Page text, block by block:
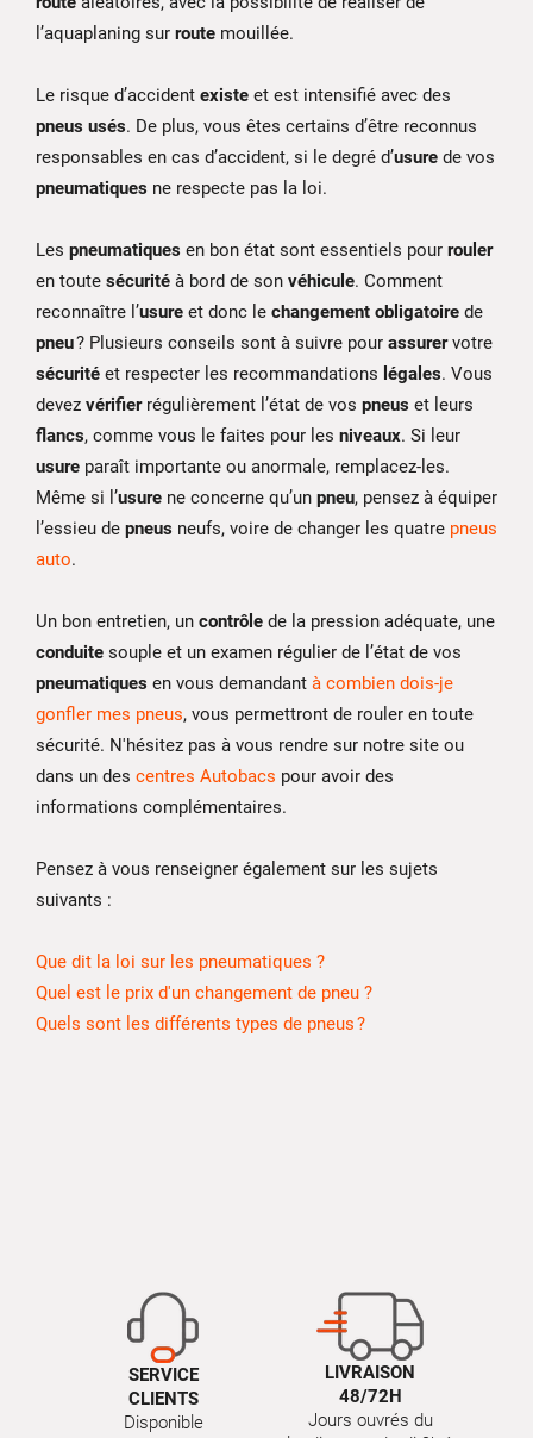
l’aquaplaning sur route mouillée.
Le risque d’accident existe et est intensifié avec des
pneus usés. De plus, vous êtes certains d’être reconnus
responsables en cas d’accident, si le degré d’usure de vos
pneumatiques ne respecte pas la loi.
Les pneumatiques en bon état sont essentiels pour rouler
en toute sécurité à bord de son véhicule. Comment
reconnaître l’usure et donc le changement obligatoire de
pneu? Plusieurs conseils sont à suivre pour assurervotre
sécurité et respecter les recommandations légales. Vous
devez vérifierrégulièrement l’état de vos pneus et leurs
flancs, comme vous le faites pour les niveaux. Si leur
usure paraît importante ou anormale, remplacez-les.
Même si l’usure ne concerne qu’un pneu, pensez à équiper
l’essieu de pneus neufs, voire de changer les quatre pneus
auto.
Un bon entretien, un contrôle de la pression adéquate, une
conduite souple et un examen régulier de l’état de vos
pneumatiques en vous demandant à combien dois-je
gonfler mes pneus, vous permettront de rouler en toute
sécurité. N'hésitez pas à vous rendre sur notre site ou
dans un des centres Autobacs pour avoir des
informations complémentaires.
Pensez à vous renseigner également sur les sujets
suivants :
Que dit la loi sur les pneumatiques ?
Quel est le prix d'un changement de pneu ?
Quels sont les différents types de pneus ?
SERVICE
CLIENTS
Disponible
LIVRAISON
48/72H
Jours ouvrés du